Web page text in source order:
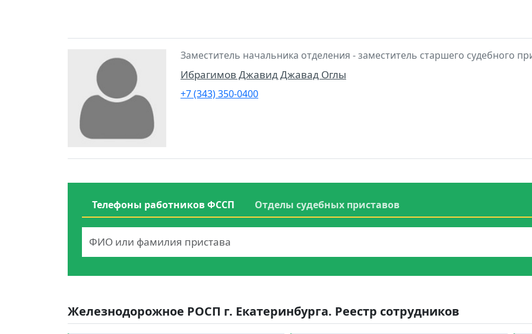
Заместитель начальника отделения - заместитель старшего судебного
Ибрагимов Джавид Джавад Оглы
+7 (343) 350-0400
Телефоны работников ФССП Отделы судебных приставов
Железнодорожное РОСП г. Екатеринбурга. Реестр сотрудников